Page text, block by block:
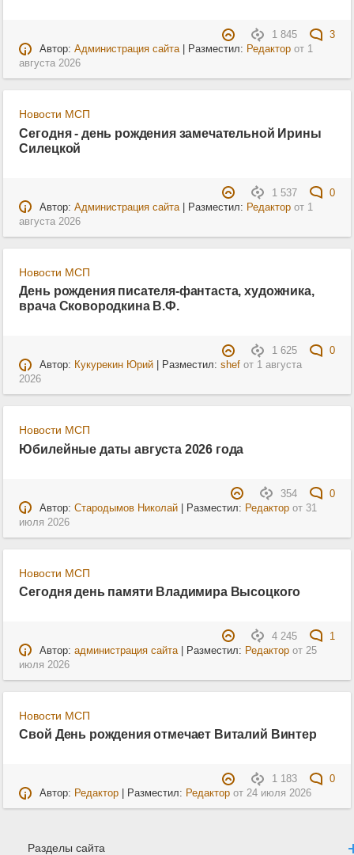
1 845
3
Автор: Администрация сайта| Разместил: Редакторот 1
августа 2026
Новости МСП
Сегодня - день рождения замечательной Ирины
Силецкой
1 537
0
Автор: Администрация сайта| Разместил: Редакторот 1
августа 2026
Новости МСП
День рождения писателя-фантаста, художника,
врача Сковородкина В.Ф.
1 625
0
Автор: Кукурекин Юрий| Разместил: shefот 1 августа
2026
Новости МСП
Юбилейные даты августа 2026 года
354
0
Автор: Стародымов Николай| Разместил: Редакторот 31
июля 2026
Новости МСП
Сегодня день памяти Владимира Высоцкого
4 245
1
Автор: администрация сайта| Разместил: Редакторот 25
июля 2026
Новости МСП
Свой День рождения отмечает Виталий Винтер
1 183
0
Автор: Редактор| Разместил: Редакторот 24 июля 2026
Разделы сайта